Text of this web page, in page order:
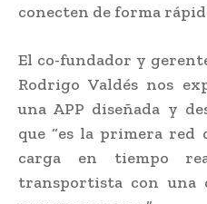
conecten de forma
El co-fundador y
Rodrigo Valdés nos
una APP diseñada y
que “es la primera red
carga en tiempo
transportista con una